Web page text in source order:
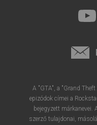
A "GTA", a "Grand Theft
epizódok címei a
bejegyzett márkanevei.
szerző tulajdonai,